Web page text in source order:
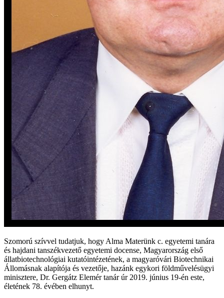
Szomorú szívvel tudatjuk, hogy Alma Materünk c. egyetemi tanára
és hajdani tanszékvezető egyetemi docense, Magyarország első
állatbiotechnológiai kutatóintézetének, a magyaróvári Biotechnikai
Állomásnak alapítója és vezetője, hazánk egykori földművelésügyi
minisztere, Dr. Gergátz Elemér tanár úr 2019. június 19-én este,
életének 78. évében elhunyt.